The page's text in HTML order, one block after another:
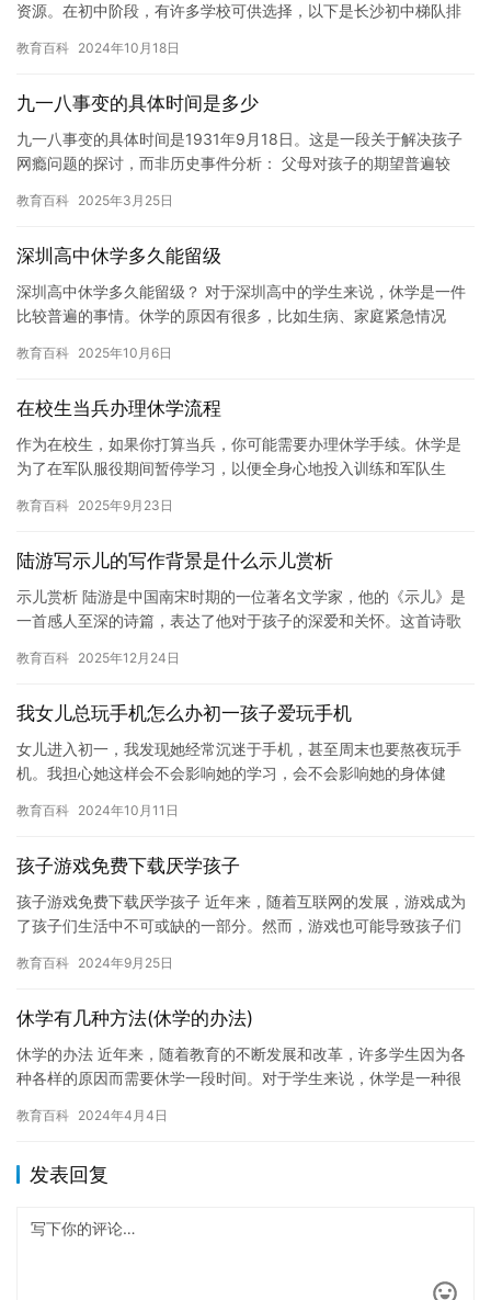
资源。在初中阶段，有许多学校可供选择，以下是长沙初中梯队排
中…
教育百科 2024年10月18日
九一八事变的具体时间是多少
九一八事变的具体时间是1931年9月18日。这是一段关于解决孩子
网瘾问题的探讨，而非历史事件分析： 父母对孩子的期望普遍较
教育百科 2025年3月25日
深圳高中休学多久能留级
深圳高中休学多久能留级？ 对于深圳高中的学生来说，休学是一件
比较普遍的事情。休学的原因有很多，比如生病、家庭紧急情况
么，深圳…
教育百科 2025年10月6日
在校生当兵办理休学流程
作为在校生，如果你打算当兵，你可能需要办理休学手续。休学是
为了在军队服役期间暂停学习，以便全身心地投入训练和军队生
先，你需…
教育百科 2025年9月23日
陆游写示儿的写作背景是什么示儿赏析
示儿赏析 陆游是中国南宋时期的一位著名文学家，他的《示儿》是
一首感人至深的诗篇，表达了他对于孩子的深爱和关怀。这首诗歌
的生…
教育百科 2025年12月24日
我女儿总玩手机怎么办初一孩子爱玩手机
女儿进入初一，我发现她经常沉迷于手机，甚至周末也要熬夜玩手
机。我担心她这样会不会影响她的学习，会不会影响她的身体健
为，家长…
教育百科 2024年10月11日
孩子游戏免费下载厌学孩子
孩子游戏免费下载厌学孩子 近年来，随着互联网的发展，游戏成为
了孩子们生活中不可或缺的一部分。然而，游戏也可能导致孩子们
到非…
教育百科 2024年9月25日
休学有几种方法(休学的办法)
休学的办法 近年来，随着教育的不断发展和改革，许多学生因为各
种各样的原因而需要休学一段时间。对于学生来说，休学是一种很
生活…
教育百科 2024年4月4日
发表回复